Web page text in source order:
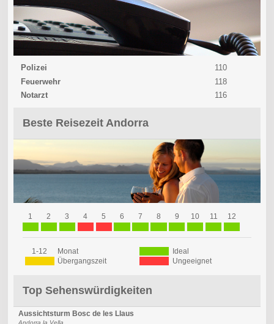
Polizei
110
Feuerwehr
118
Notarzt
116
Beste Reisezeit Andorra
1 2 3 4 5 6 7 8 9 10 11 12
1-12 Monat
Ideal
Übergangszeit
Ungeeignet
Top Sehenswürdigkeiten
Aussichtsturm Bosc de les Llaus